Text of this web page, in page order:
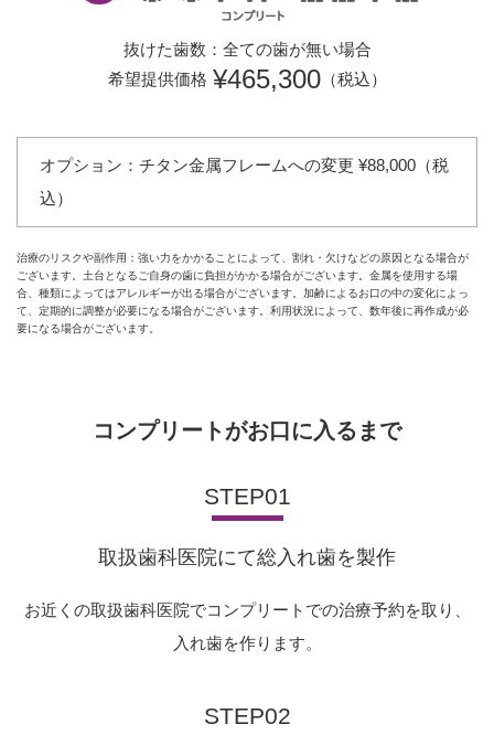
抜けた歯数：全ての歯が無い場合
希望提供価格 ¥465,300（税込）
オプション：チタン金属フレームへの変更 ¥88,000（税
込）
治療のリスクや副作用：強い力をかかることによって、割れ・欠けなどの原因となる場合が
ございます。土台となるご自身の歯に負担がかかる場合がございます。金属を使用する場
合、種類によってはアレルギーが出る場合がございます。加齢によるお口の中の変化によっ
て、定期的に調整が必要になる場合がございます。利用状況によって、数年後に再作成が必
要になる場合がございます。
コンプリートがお口に入るまで
STEP01
取扱歯科医院にて総入れ歯を製作
お近くの取扱歯科医院でコンプリートでの治療予約を取り、
入れ歯を作ります。
STEP02